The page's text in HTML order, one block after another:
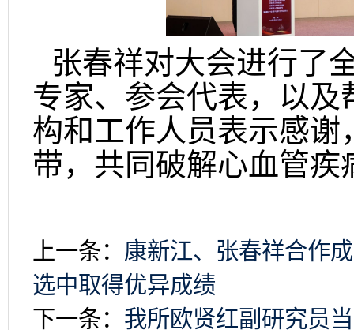
张春祥对大会进行了
专家、参会代表，以
构和工作人员表示感
带，共同破解心血管
上一条： 康新江、张春祥合作
选中取得优异成绩
下一条： 我所欧贤红副研究员